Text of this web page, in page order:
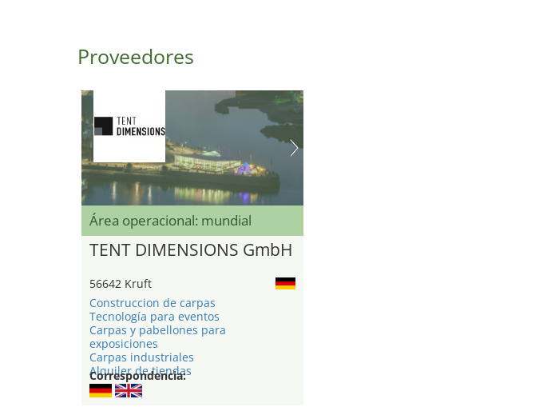
Proveedores
Área operacional: mundial
TENT DIMENSIONS GmbH
56642 Kruft
Construccion de carpas
Tecnología para eventos
Carpas y pabellones para
exposiciones
Carpas industriales
Alquiler de tiendas
Correspondencia: